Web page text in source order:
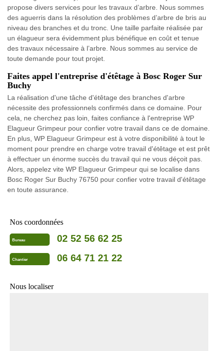
propose divers services pour les travaux d’arbre. Nous sommes
des aguerris dans la résolution des problèmes d’arbre de bris au
niveau des branches et du tronc. Une taille parfaite réalisée par
un élagueur sera évidemment plus bénéfique en coût et tenue
des travaux nécessaire à l’arbre. Nous sommes au service de
toute demande pour tout projet.
Faites appel l'entreprise d'étêtage à Bosc Roger Sur
Buchy
La réalisation d'une tâche d'étêtage des branches d'arbre
nécessite des professionnels confirmés dans ce domaine. Pour
cela, ne cherchez pas loin, faites confiance à l'entreprise WP
Elagueur Grimpeur pour confier votre travail dans ce de domaine.
En plus, WP Elagueur Grimpeur est à votre disponibilité à tout le
moment pour prendre en charge votre travail d'étêtage et est prêt
à effectuer un énorme succès du travail qui ne vous déçoit pas.
Alors, appelez vite WP Elagueur Grimpeur qui se localise dans
Bosc Roger Sur Buchy 76750 pour confier votre travail d'étêtage
en toute assurance.
Nos coordonnées
Bureau 02 52 56 62 25
Chantier 06 64 71 21 22
Nous localiser